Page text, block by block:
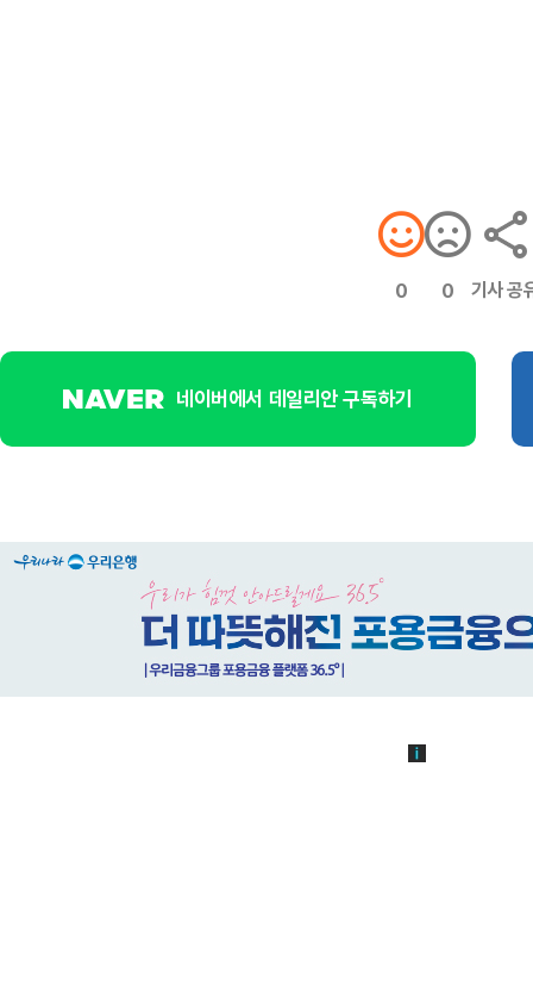
0 0 기사 공
네이버에서 데일리안 구독하기